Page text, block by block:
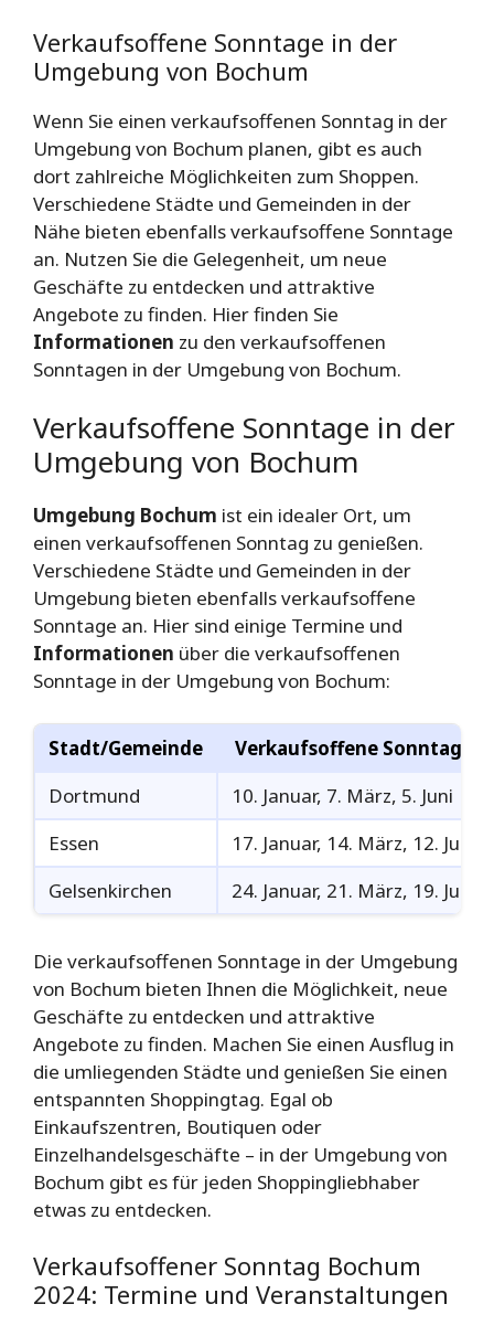
Verkaufsoffene Sonntage in der
Umgebung von Bochum
Wenn Sie einen verkaufsoffenen Sonntag in der
Umgebung von Bochum planen, gibt es auch
dort zahlreiche Möglichkeiten zum Shoppen.
Verschiedene Städte und Gemeinden in der
Nähe bieten ebenfalls verkaufsoffene Sonntage
an. Nutzen Sie die Gelegenheit, um neue
Geschäfte zu entdecken und attraktive
Angebote zu finden. Hier finden Sie
Informationen zu den verkaufsoffenen
Sonntagen in der Umgebung von Bochum.
Verkaufsoffene Sonntage in der
Umgebung von Bochum
Umgebung Bochum ist ein idealer Ort, um
einen verkaufsoffenen Sonntag zu genießen.
Verschiedene Städte und Gemeinden in der
Umgebung bieten ebenfalls verkaufsoffene
Sonntage an. Hier sind einige Termine und
Informationen über die verkaufsoffenen
Sonntage in der Umgebung von Bochum:
Stadt/Gemeinde
Verkaufsoffene Sonntage
Dortmund
10. Januar, 7. März, 5. Juni
Essen
17. Januar, 14. März, 12. Juni
Gelsenkirchen
24. Januar, 21. März, 19. Juni
Die verkaufsoffenen Sonntage in der Umgebung
von Bochum bieten Ihnen die Möglichkeit, neue
Geschäfte zu entdecken und attraktive
Angebote zu finden. Machen Sie einen Ausflug in
die umliegenden Städte und genießen Sie einen
entspannten Shoppingtag. Egal ob
Einkaufszentren, Boutiquen oder
Einzelhandelsgeschäfte – in der Umgebung von
Bochum gibt es für jeden Shoppingliebhaber
etwas zu entdecken.
Verkaufsoffener Sonntag Bochum
2024: Termine und Veranstaltungen